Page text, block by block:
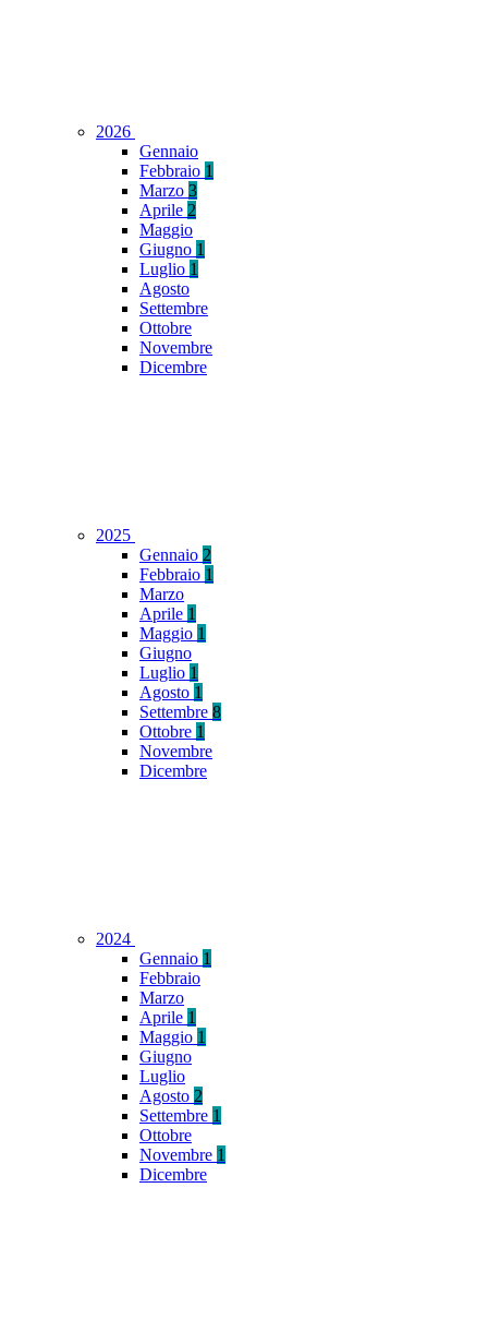
2026
Gennaio
Febbraio 1
Marzo 3
Aprile 2
Maggio
Giugno 1
Luglio 1
Agosto
Settembre
Ottobre
Novembre
Dicembre
2025
Gennaio 2
Febbraio 1
Marzo
Aprile 1
Maggio 1
Giugno
Luglio 1
Agosto 1
Settembre 8
Ottobre 1
Novembre
Dicembre
2024
Gennaio 1
Febbraio
Marzo
Aprile 1
Maggio 1
Giugno
Luglio
Agosto 2
Settembre 1
Ottobre
Novembre 1
Dicembre